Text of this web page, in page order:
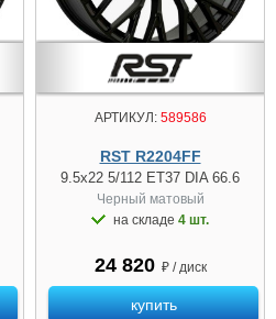
АРТИКУЛ:589586
RST R2204FF
9.5x22 5/112 ET37 DIA 66.6
Черный матовый
на складе 4 шт.
24 820 ₽ / диск
купить